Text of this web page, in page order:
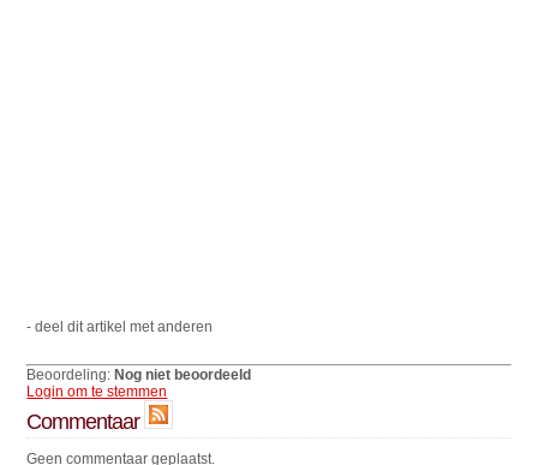
- deel dit artikel met anderen
Beoordeling:Nog niet beoordeeld
Login om te stemmen
Commentaar
Geen commentaar geplaatst.